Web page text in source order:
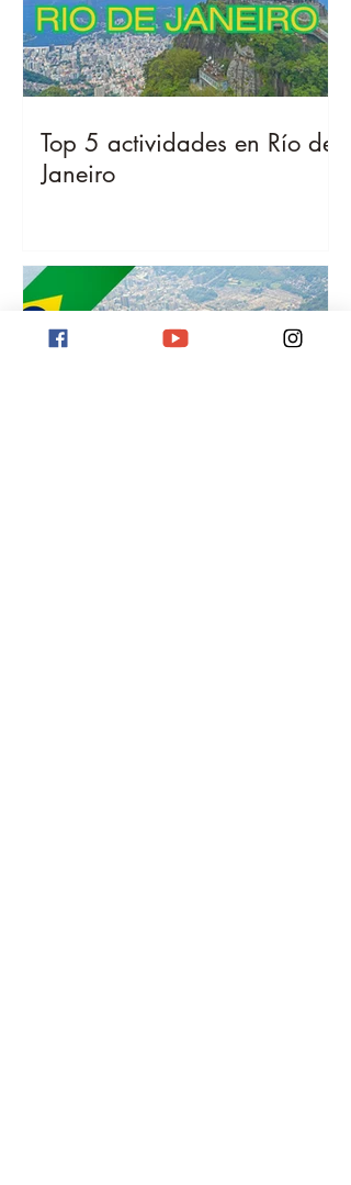
¡
Top 5 actividades en Río de
Janeiro